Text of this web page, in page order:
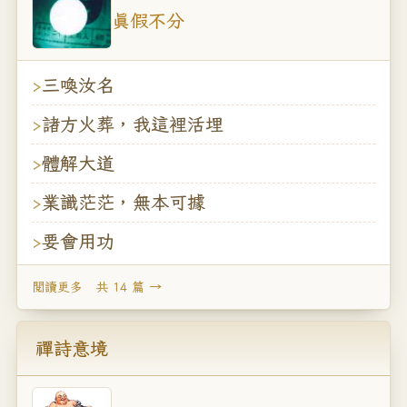
真假不分
三喚汝名
諸方火葬，我這裡活埋
體解大道
業識茫茫，無本可據
要會用功
閱讀更多 共 14 篇 →
禪詩意境